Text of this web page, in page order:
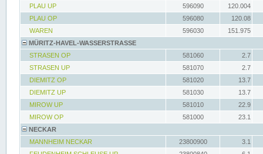
PLAU UP
596090
120.004
PLAU OP
596080
120.08
WAREN
596030
151.975
MÜRITZ-HAVEL-WASSERSTRASSE
STRASEN OP
581060
2.7
STRASEN UP
581070
2.7
DIEMITZ OP
581020
13.7
DIEMITZ UP
581030
13.7
MIROW UP
581010
22.9
MIROW OP
581000
23.1
NECKAR
MANNHEIM NECKAR
23800900
3.1